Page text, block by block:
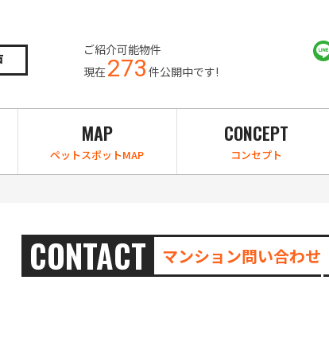
ご紹介可能物件
現在273 件公開中です!
MAP
ペットスポットMAP
CONCEPT
コンセプト
CONTACT マンション問い合わせ